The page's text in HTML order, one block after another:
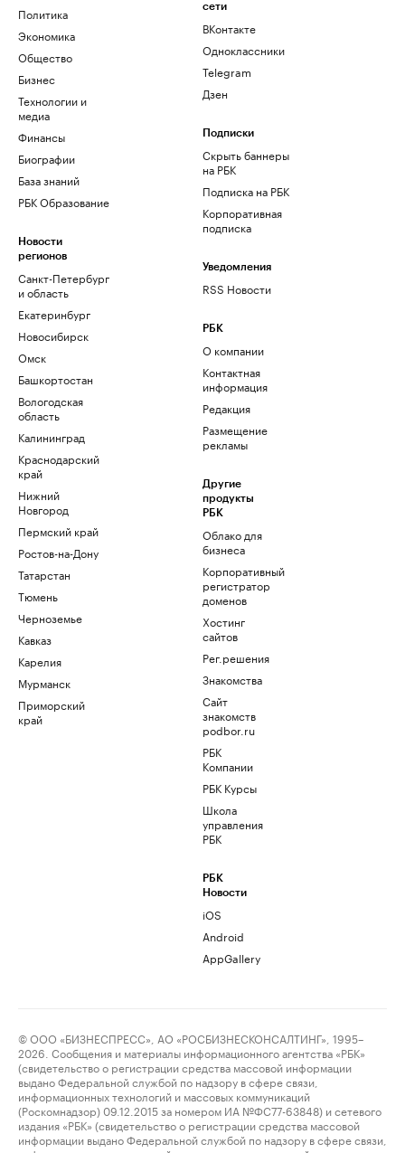
Политика
Экономика
Общество
Бизнес
Технологии и
медиа
Финансы
Биографии
База знаний
РБК Образование
Новости
регионов
Санкт-Петербург
и область
Екатеринбург
Новосибирск
Омск
Башкортостан
Вологодская
область
Калининград
Краснодарский
край
Нижний
Новгород
Пермский край
Ростов-на-Дону
Татарстан
Тюмень
Черноземье
Кавказ
Карелия
Мурманск
Приморский
край
сети
ВКонтакте
Одноклассники
Telegram
Дзен
Подписки
Скрыть баннеры
на РБК
Подписка на РБК
Корпоративная
подписка
Уведомления
RSS Новости
РБК
О компании
Контактная
информация
Редакция
Размещение
рекламы
Другие
продукты
РБК
Облако для
бизнеса
Корпоративный
регистратор
доменов
Хостинг
сайтов
Рег.решения
Знакомства
Сайт
знакомств
podbor.ru
РБК
Компании
РБК Курсы
Школа
управления
РБК
РБК
Новости
iOS
Android
AppGallery
© ООО «БИЗНЕСПРЕСС», АО «РОСБИЗНЕСКОНСАЛТИНГ», 1995–
2026. Сообщения и материалы информационного агентства «РБК»
(свидетельство о регистрации средства массовой информации
выдано Федеральной службой по надзору в сфере связи,
информационных технологий и массовых коммуникаций
(Роскомнадзор) 09.12.2015 за номером ИА №ФС77-63848) и сетевого
издания «РБК» (свидетельство о регистрации средства массовой
информации выдано Федеральной службой по надзору в сфере связи,